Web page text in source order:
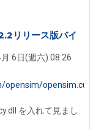
リリース版バイ
6日(週六) 08:26
opensim/
を入れて見まし